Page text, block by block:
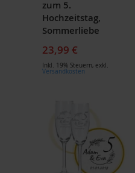
zum 5.
Hochzeitstag,
Sommerliebe
23,99 €
Inkl. 19% Steuern, exkl.
Versandkosten